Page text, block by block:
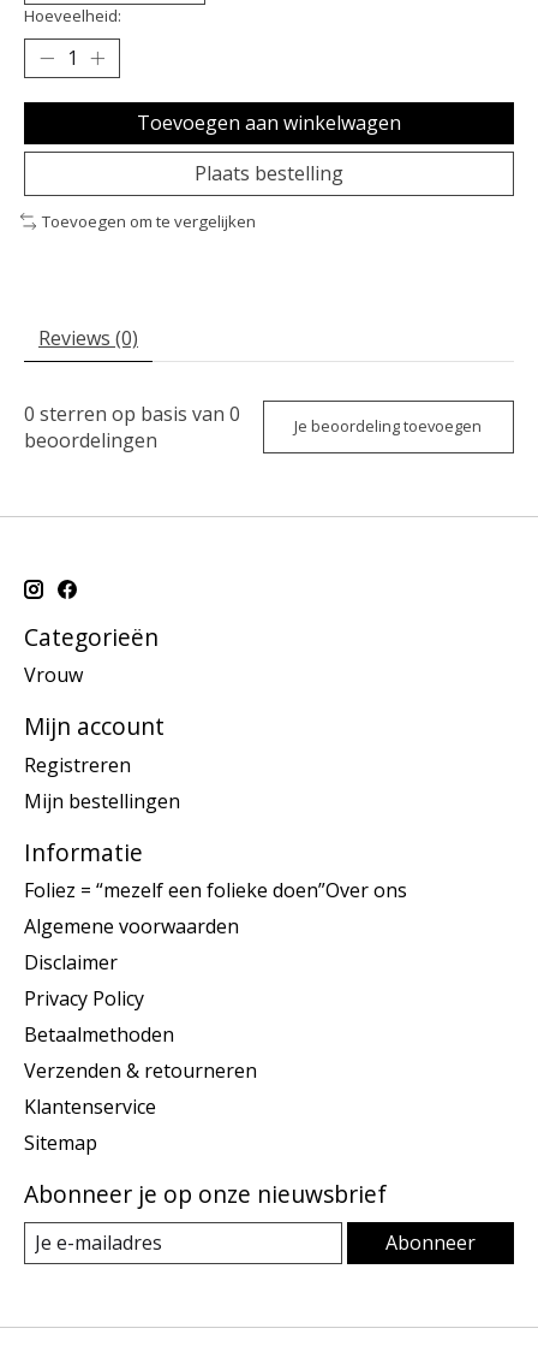
Hoeveelheid:
Toevoegen aan winkelwagen
Plaats bestelling
Toevoegen om te vergelijken
Reviews (0)
0 sterren op basis van 0
beoordelingen
Je beoordeling toevoegen
Categorieën
Vrouw
Mijn account
Registreren
Mijn bestellingen
Informatie
Foliez = “mezelf een folieke doen”Over ons
Algemene voorwaarden
Disclaimer
Privacy Policy
Betaalmethoden
Verzenden & retourneren
Klantenservice
Sitemap
Abonneer je op onze nieuwsbrief
Abonneer